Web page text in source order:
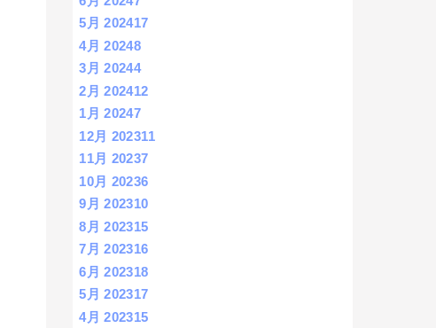
5月 202417
4月 20248
3月 20244
2月 202412
1月 20247
12月 202311
11月 20237
10月 20236
9月 202310
8月 202315
7月 202316
6月 202318
5月 202317
4月 202315